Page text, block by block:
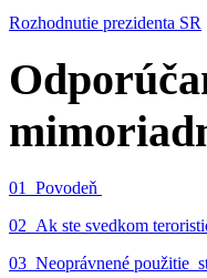
Rozhodnutie prezidenta SR
01_Povodeň
02_Ak ste svedkom
03_Neoprávnené použitie